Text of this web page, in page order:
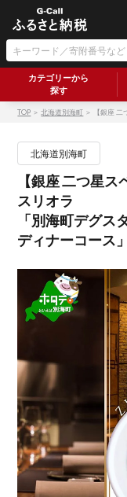
カテゴリーから
探す
TOP ＞北海道別海町 ＞ 【銀座
北海道別海町
【銀座 二つ星ス
スリオラ
「別海町デグス
ディナーコース